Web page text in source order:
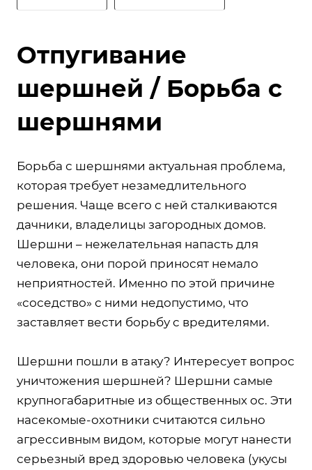
Отпугивание
шершней / Борьба с
шершнями
Борьба с шершнями актуальная проблема,
которая требует незамедлительного
решения. Чаще всего с ней сталкиваются
дачники, владелицы загородных домов.
Шершни – нежелательная напасть для
человека, они порой приносят немало
неприятностей. Именно по этой причине
«соседство» с ними недопустимо, что
заставляет вести борьбу с вредителями.
Шершни пошли в атаку? Интересует вопрос
уничтожения шершней? Шершни самые
крупногабаритные из общественных ос. Эти
насекомые-охотники считаются сильно
агрессивным видом, которые могут нанести
серьезный вред здоровью человека (укусы